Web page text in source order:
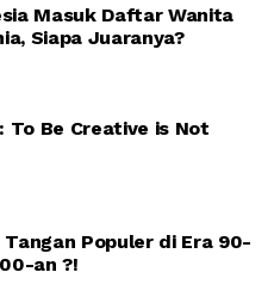
Masuk Daftar Wanita
Siapa Juaranya?
To Be Creative is Not
Populer di Era 90-
an ?!